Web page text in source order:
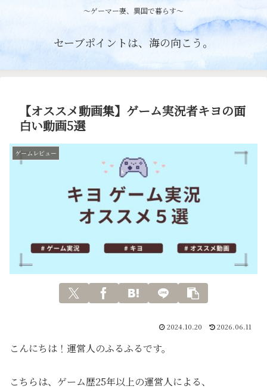
〜ゲーマー妻、異国で暮らす〜
セーブポイントは、海の向こう。
【オススメ動画集】ゲーム実況者キヨの面
白い動画5選
ゲームレビュー
2024.10.20 2026.06.11
こんにちは！運営人のふるふるです。
こちらは、ゲーム歴25年以上の運営人による、